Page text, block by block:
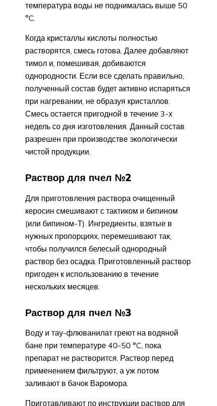
температура воды не поднималась выше 50
°C.
Когда кристаллы кислоты полностью
растворятся, смесь готова. Далее добавляют
тимол и, помешивая, добиваются
однородности. Если все сделать правильно,
полученный состав будет активно испаряться
при нагревании, не образуя кристаллов.
Смесь остается пригодной в течение 3-х
недель со дня изготовления. Данный состав
разрешен при производстве экологически
чистой продукции.
Раствор для пчел №2
Для приготовления раствора очищенный
керосин смешивают с тактиком и бипином
(или бипином-Т). Ингредиенты, взятые в
нужных пропорциях, перемешивают так,
чтобы получился белесый однородный
раствор без осадка. Приготовленный раствор
пригоден к использованию в течение
нескольких месяцев.
Раствор для пчел №3
Воду и тау-флюванилат греют на водяной
бане при температуре 40-50 °C, пока
препарат не растворится. Раствор перед
применением фильтруют, а уж потом
заливают в бачок Варомора.
Приготавливают по инструкции раствор для